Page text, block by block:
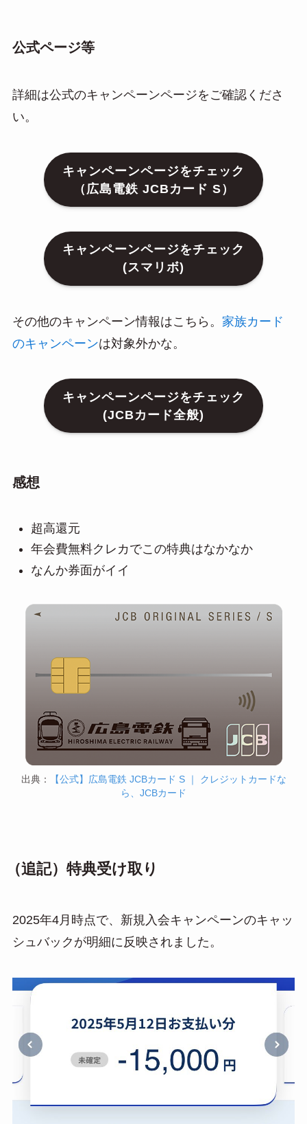
公式ページ等
詳細は公式のキャンペーンページをご確認くださ
い。
キャンペーンページをチェック
（広島電鉄 JCBカード S）
キャンペーンページをチェック
(スマリボ)
その他のキャンペーン情報はこちら。 家族カード
のキャンペーンは対象外かな。
キャンペーンページをチェック
(JCBカード全般)
感想
超高還元
年会費無料クレカでこの特典はなかなか
なんか券面がイイ
出典：
【公式】広島電鉄 JCBカード S ｜ クレジットカードな
ら、JCBカード
（追記）特典受け取り
2025年4月時点で、新規入会キャンペーンのキャッ
シュバックが明細に反映されました。